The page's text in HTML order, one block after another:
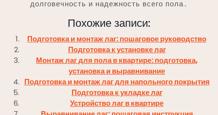
долговечность и надежность всего пола․
Похожие записи:
Подготовка и монтаж лаг: пошаговое руководство
Подготовка к установке лаг
Монтаж лаг для пола в квартире: подготовка,
установка и выравнивание
Подготовка и монтаж лаг для напольного покрытия
Подготовка к укладке лаг
Устройство лаг в квартире